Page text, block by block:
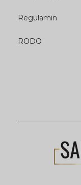
Regulamin
RODO